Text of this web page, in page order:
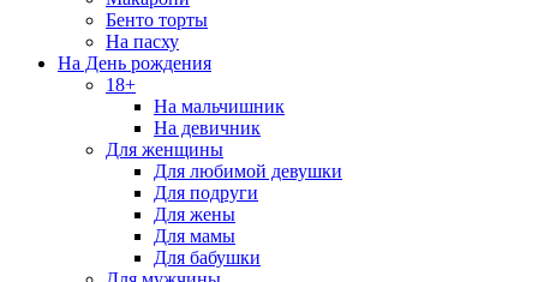
Бенто торты
На пасху
На День рождения
18+
На мальчишник
На девичник
Для женщины
Для любимой девушки
Для подруги
Для жены
Для мамы
Для бабушки